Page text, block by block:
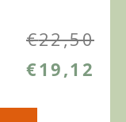
€22,50
€19,12